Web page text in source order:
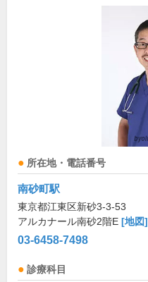
所在地・電話番号
南砂町駅
東京都江東区新砂3-3-53
アルカナール南砂2階E [地図]
03-6458-7498
診療科目